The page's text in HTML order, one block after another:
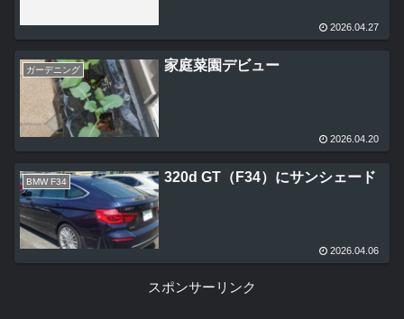
2026.04.27
ガーデニング 家庭菜園デビュー
2026.04.20
BMW F34 320d GT（F34）にサンシェード
2026.04.06
スポンサーリンク